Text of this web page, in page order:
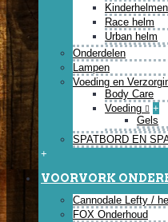
Kinderhelmen
Race helm
Urban helm
Onderdelen
Lampen
Voeding en
Body Care
Voeding
+
Gels
SPATBORD EN
+
VOORVORK
Cannodale Lefty /
FOX Onderhoud